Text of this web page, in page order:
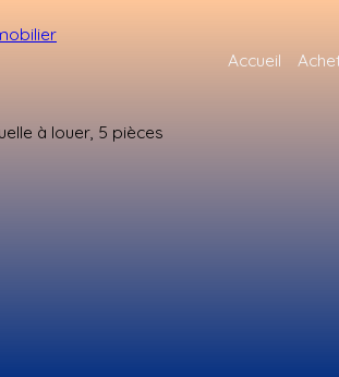
Accueil